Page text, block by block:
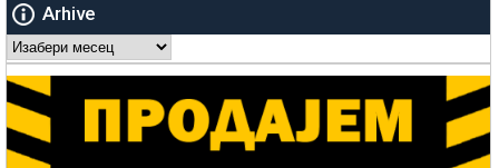
Arhive
Arhive